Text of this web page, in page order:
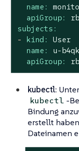
name:
apiGroup:
subjects:
-
kind:
User
name:
u-
apiGroup:
kubectl:
kubectl -
Bindung
erstellt
Dateinamen